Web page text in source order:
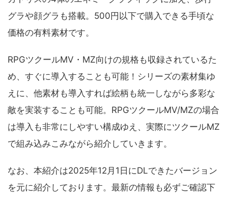
グラや顔グラも搭載。500円以下で購入できる手頃な
価格の有料素材です。
RPGツクールMV・MZ向けの規格も収録されているた
め、すぐに導入することも可能！シリーズの素材集ゆ
えに、他素材も導入すれば絵柄も統一しながら多彩な
敵を実装することも可能。RPGツクールMV/MZの場合
は導入も非常にしやすい構成ゆえ、実際にツクールMZ
で組み込みこみながら紹介していきます。
なお、本紹介は2025年12月1日にDLできたバージョン
を元に紹介しております。最新の情報も必ずご確認下